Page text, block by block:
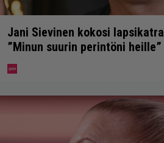
Jani Sievinen kokosi
”Minun suurin perintöni heille”